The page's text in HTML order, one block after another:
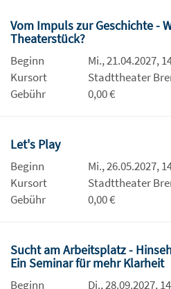
Vom Impuls zur Geschichte -
Theaterstück?
Beginn
Mi., 21.04.2027,
Kursort
Stadttheater
Gebühr
0,00 €
Let's Play
Beginn
Mi., 26.05.2027,
Kursort
Stadttheater
Gebühr
0,00 €
Sucht am Arbeitsplatz -
Ein Seminar für mehr Klarheit
Beginn
Di., 28.09.2027,